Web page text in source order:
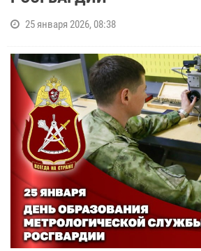
25 января 2026, 08:38